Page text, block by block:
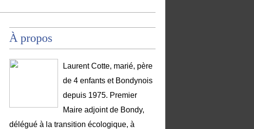
À propos
Laurent Cotte, marié, père
de 4 enfants et Bondynois
depuis 1975. Premier
Maire adjoint de Bondy,
délégué à la transition écologique, à